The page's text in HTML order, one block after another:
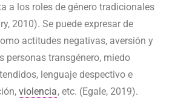
a los roles de género tradicionales
2010). Se puede expresar de
actitudes negativas, aversión y
personas transgénero, miedo
lenguaje despectivo e
violencia, etc. (Egale, 2019).